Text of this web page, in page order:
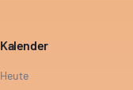
Kalender
Heute